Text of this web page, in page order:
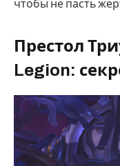
чтобы не пасть
Престол
Legion: